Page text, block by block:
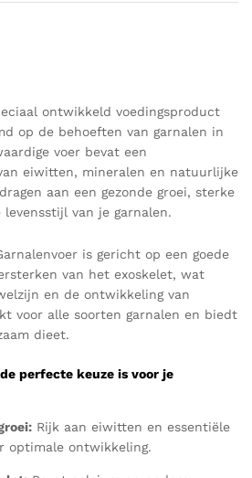
ontwikkeld voedingsproduct
op de behoeften van garnalen in
voer bevat een
eiwitten, mineralen en natuurlijke
aan een gezonde groei, sterke
van je garnalen.
is gericht op een goede
van het exoskelet, wat
en de ontwikkeling van
voor alle soorten garnalen en biedt
dieet.
perfecte keuze is voor je
Rijk aan eiwitten en essentiële
optimale ontwikkeling.